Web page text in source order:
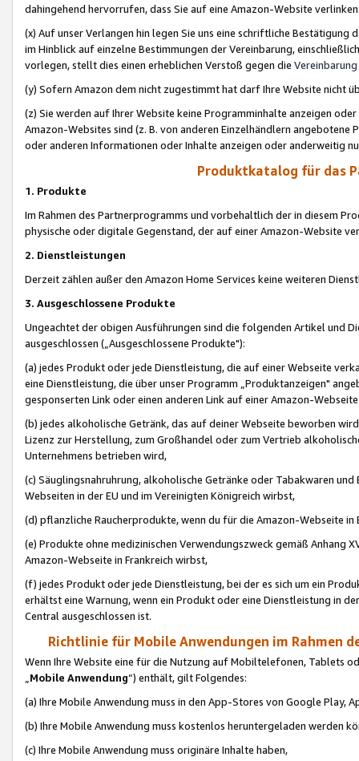
dahingehend hervorrufen, dass Sie auf eine Amazon-Website
(x) Auf unser Verlangen hin legen Sie uns eine schriftliche
im Hinblick auf einzelne Bestimmungen der Vereinbarung,
vorlegen, stellt dies einen erheblichen Verstoß gegen die Vereinbarung
(y) Sofern Amazon dem nicht zugestimmt hat darf Ihre Website nicht
(z) Sie werden auf Ihrer Website keine Programminhalte anzeigen
Amazon-Websites sind (z. B. von anderen Einzelhändlern
oder anderen Informationen oder Inhalte anzeigen oder anderweitig
Produktkatalog für das
1. Produkte
Im Rahmen des Partnerprogramms und vorbehaltlich der in diesem
physische oder digitale Gegenstand, der auf einer Amazon-Website
2. Dienstleistungen
Derzeit zählen außer den Amazon Home Services keine weiteren
3. Ausgeschlossene Produkte
Ungeachtet der obigen Ausführungen sind die folgenden Artikel und
ausgeschlossen („Ausgeschlossene Produkte"):
(a) jedes Produkt oder jede Dienstleistung, die auf einer Webseite
eine Dienstleistung, die über unser Programm „Produktanzeigen"
gesponserten Link oder einen anderen Link auf einer Amazon-
(b) jedes alkoholische Getränk, das auf deiner Webseite beworben
Lizenz zur Herstellung, zum Großhandel oder zum Vertrieb
Unternehmens betrieben wird,
(c) Säuglingsnahruhrung, alkoholische Getränke oder Tabakwaren
Webseiten in der EU und im Vereinigten Königreich wirbst,
(d) pflanzliche Raucherprodukte, wenn du für die Amazon-Webseite in
(e) Produkte ohne medizinischen Verwendungszweck gemäß Anhang
Amazon-Webseite in Frankreich wirbst,
(f) jedes Produkt oder jede Dienstleistung, bei der es sich um ein
erhältst eine Warnung, wenn ein Produkt oder eine Dienstleistung in
Central ausgeschlossen ist.
Richtlinie für Mobile Anwendungen im Rahmen
Wenn Ihre Website eine für die Nutzung auf Mobiltelefonen, Tablets
„Mobile Anwendung“) enthält, gilt Folgendes:
(a) Ihre Mobile Anwendung muss in den App-Stores von Google Play,
(b) Ihre Mobile Anwendung muss kostenlos heruntergeladen werden
(c) Ihre Mobile Anwendung muss originäre Inhalte haben,